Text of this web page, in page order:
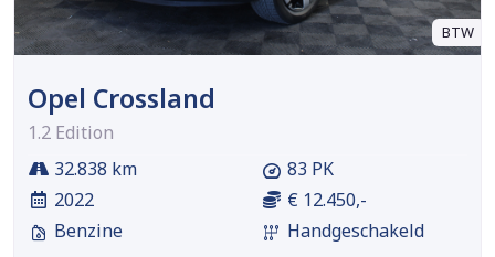
BTW
Opel Crossland
1.2 Edition
32.838 km
2022
Benzine
83 PK
€ 12.450,-
Handgeschakeld